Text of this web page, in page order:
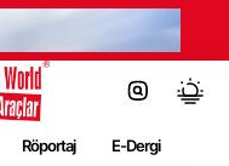
Röportaj E-Dergi